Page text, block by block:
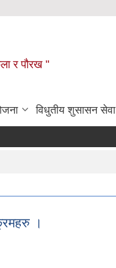
र पौरख "
विधुतीय शुसासन सेवा
।